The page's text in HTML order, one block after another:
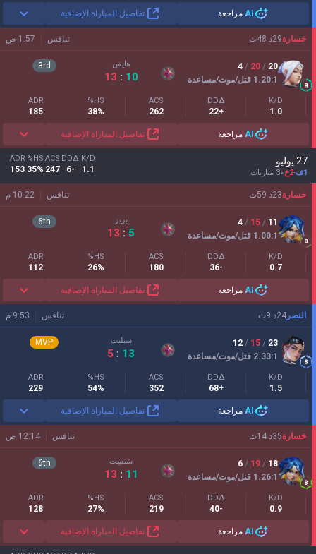
AI مراجعة تفاصيل المباراة الإضافية
تنافس 1:57 ص خسارة29د 48ث
20
/
20
/
4
1.20:1 قتل/موت/مساعدة
هايفن
10
:
13
3rd
K/D
1.0
DDΔ
+22
ACS
262
HS%
38%
ADR
185
AI مراجعة تفاصيل المباراة الإضافية
27 يوليو
1ف -2خ 3 مباريات
K/D
1.1
DDΔ
-6
ACS
247
HS%
35%
ADR
153
تنافس 10:22 م خسارة23د 59ث
11
/
15
/
4
1.00:1 قتل/موت/مساعدة
بريز
5
:
13
6th
K/D
0.7
DDΔ
-36
ACS
180
HS%
26%
ADR
112
AI مراجعة تفاصيل المباراة الإضافية
تنافس 9:53 م النصر 24د 9ث
23
/
15
/
12
2.33:1 قتل/موت/مساعدة
سبليت
13
:
5
MVP
K/D
1.5
DDΔ
+68
ACS
352
HS%
54%
ADR
229
AI مراجعة تفاصيل المباراة الإضافية
تنافس 12:14 ص خسارة35د 14ث
18
/
19
/
6
1.26:1 قتل/موت/مساعدة
سَنسِت
11
:
13
6th
K/D
0.9
DDΔ
-40
ACS
219
HS%
27%
ADR
128
AI مراجعة تفاصيل المباراة الإضافية